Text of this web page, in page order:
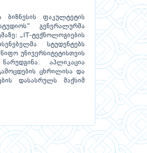
ფაკულტეტის
გენერალურმა
„IT-ტექნოლოგიების
სტუდენტებს
უნივერსიტეტისთვის
აპლიკაცია
ცხრილისა და
დასასრულს მაქსიმ